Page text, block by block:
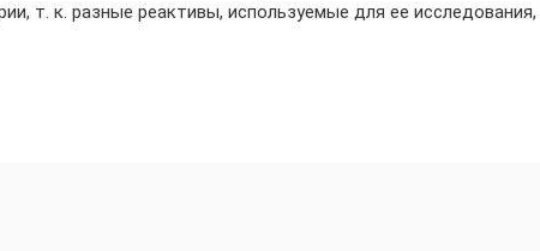
т. к. разные реактивы, используемые для ее